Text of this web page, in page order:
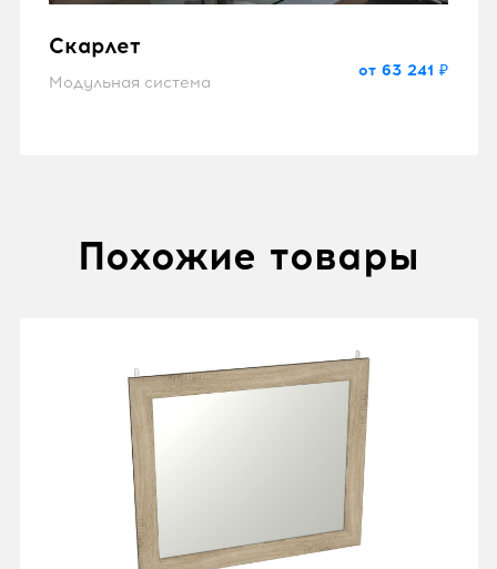
Скарлет
Модульная система
от 63 241 ₽
Похожие товары